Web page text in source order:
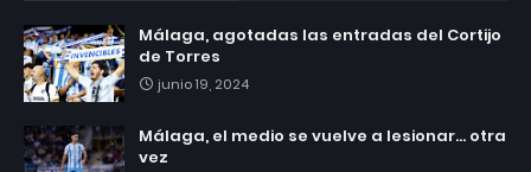
Málaga, agotadas las entradas del Cortijo
de Torres
junio 19, 2024
Málaga, el medio se vuelve a lesionar... otra
vez